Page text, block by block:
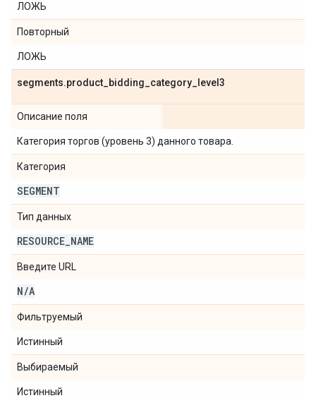
ЛОЖЬ
Повторный
ЛОЖЬ
segments.product bidding category level3
Описание поля
Категория торгов (уровень 3) данного товара.
Категория
SEGMENT
Тип данных
RESOURCE NAME
Введите URL
N/A
Фильтруемый
Истинный
Выбираемый
Истинный